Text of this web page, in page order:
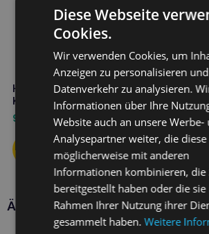
HOLISTA Alga für Hunde und
Katzen 250g Bio
9,50
11,60
Ähnliche Produkte
Diese Webseite
Cookies.
Wir verwenden Cookies, um
Anzeigen zu personalisieren
Datenverkehr zu analysieren.
Informationen über Ihre
Website auch an unsere Werbe-
Analysepartner weiter, die diese
möglicherweise mit anderen
Informationen kombinieren, die
bereitgestellt haben oder die sie
Rahmen Ihrer Nutzung ihrer
gesammelt haben.Weitere